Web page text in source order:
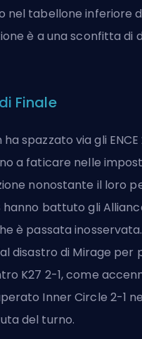
nel tabellone inferiore
è a una sconfitta di
Finale
spazzato via gli
a faticare nelle
nonostante il loro
hanno battuto gli
è passata
disastro di Mirage per
K27 2-1, come
Inner Circle 2-1
del turno.